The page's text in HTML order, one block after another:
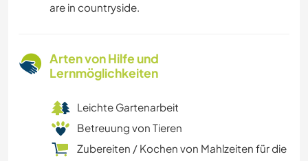
are in countryside.
Arten von Hilfe und
Lernmöglichkeiten
Leichte Gartenarbeit
Betreuung von Tieren
Zubereiten / Kochen von Mahlzeiten für die